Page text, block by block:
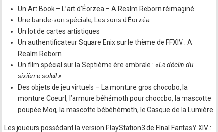
Un Art Book – L’art d’Éorzea – A Realm Reborn réimaginé
Une bande-son spéciale, Les sons d’Éorzéa
Un lot de cartes artistiques
Un authentificateur Square Enix sur le thème de FFXIV : A
Realm Reborn
Un film spécial sur la Septième ère ombrale : «Le déclin du
sixième soleil »
Des objets de jeu virtuels – La monture gros chocobo, la
monture Coeurl, l’armure béhémoth pour chocobo, la mascotte
poupée Mog, la mascotte bébéhémoth, le Casque de la Lumière
Les joueurs possédant la version PlayStation3 de FInal FantasY XIV :